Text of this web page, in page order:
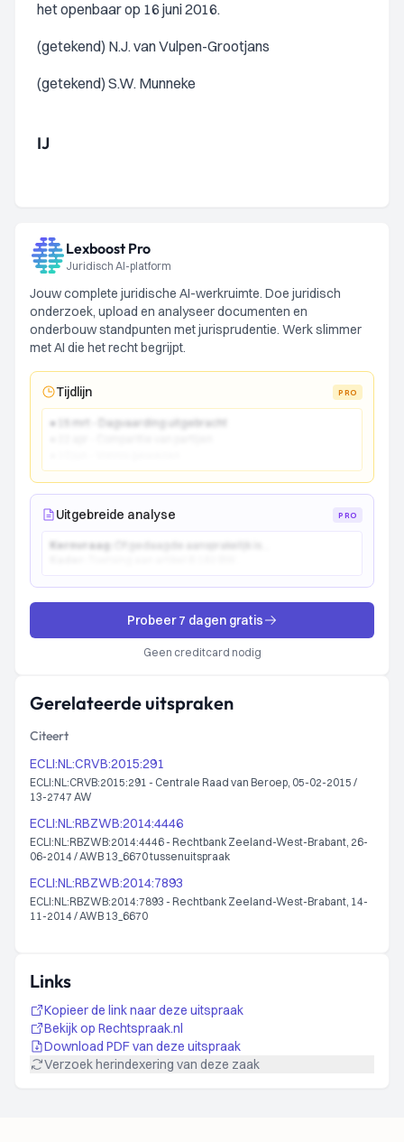
het openbaar op 16 juni 2016.
(getekend) N.J. van Vulpen-Grootjans
(getekend) S.W. Munneke
IJ
Lexboost Pro
Juridisch AI-platform
Jouw complete juridische AI-werkruimte. Doe juridisch
onderzoek, upload en analyseer documenten en
onderbouw standpunten met jurisprudentie. Werk slimmer
met AI die het recht begrijpt.
Tijdlijn PRO
● 15 mrt - Dagvaarding uitgebracht
Uitgebreide analyse PRO
Kernvraag:
Probeer 7 dagen gratis
Geen creditcard nodig
Gerelateerde uitspraken
Citeert
ECLI:NL:CRVB:2015:291
ECLI:NL:CRVB:2015:291 - Centrale Raad van Beroep, 05-02-2015 /
13-2747 AW
ECLI:NL:RBZWB:2014:4446
ECLI:NL:RBZWB:2014:4446 - Rechtbank Zeeland-West-Brabant, 26-
06-2014 / AWB 13_6670 tussenuitspraak
ECLI:NL:RBZWB:2014:7893
ECLI:NL:RBZWB:2014:7893 - Rechtbank Zeeland-West-Brabant, 14-
11-2014 / AWB 13_6670
Links
Kopieer de link naar deze uitspraak
Bekijk op Rechtspraak.nl
Download PDF van deze uitspraak
Verzoek herindexering van deze zaak